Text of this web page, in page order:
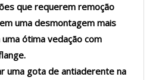
que requerem remoção
uma desmontagem mais
ótima vedação com
uma gota de antiaderente na